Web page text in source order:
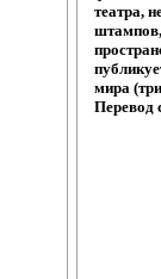
театра,
штампов,
мира
Перевод